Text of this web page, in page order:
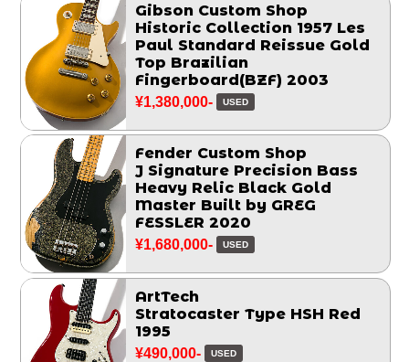
Gibson Custom Shop
Historic Collection 1957 Les
Paul Standard Reissue Gold
Top Brazilian
Fingerboard(BZF) 2003
¥1,380,000- USED
Fender Custom Shop
J Signature Precision Bass
Heavy Relic Black Gold
Master Built by GREG
FESSLER 2020
¥1,680,000- USED
ArtTech
Stratocaster Type HSH Red
1995
¥490,000- USED